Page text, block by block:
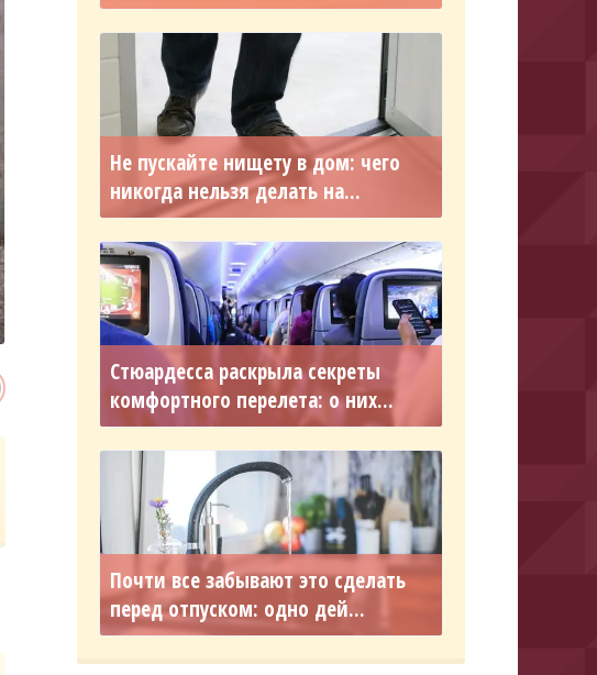
Не пускайте нищету в дом: чего
никогда нельзя делать на...
Стюардесса раскрыла секреты
комфортного перелета: о них...
Почти все забывают это сделать
перед отпуском: одно дей...